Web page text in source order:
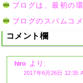
ブログは、最初の
ブログのスパムコ
コメント欄
hiro より:
2017年6月26日 12:35